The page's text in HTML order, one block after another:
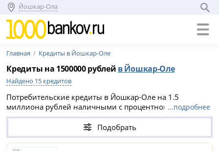
Йошкар-Ола
Главная Кредиты в Йошкар-Оле
Кредиты на 1500000 рублей в Йошкар-Оле
Найдено 15 кредитов
Потребительские кредиты в Йошкар-Оле на 1.5
миллиона рублей наличными с процентной ставкой
ПСК 14,883% - 14,901%. Сравните 15 предложений в 6
банках, выберите выгодный вариант без справок и
залога и заполните онлайн заявку на официальном
сайте кредитной организации.
...подробнее
Подобрать